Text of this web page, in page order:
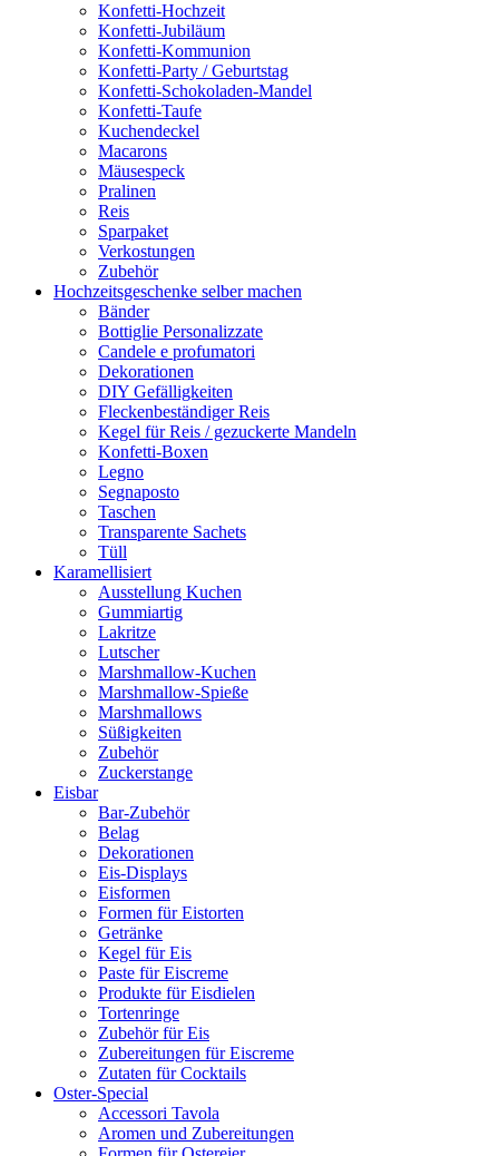
Konfetti-Hochzeit
Konfetti-Jubiläum
Konfetti-Kommunion
Konfetti-Party / Geburtstag
Konfetti-Schokoladen-Mandel
Konfetti-Taufe
Kuchendeckel
Macarons
Mäusespeck
Pralinen
Reis
Sparpaket
Verkostungen
Zubehör
Hochzeitsgeschenke selber machen
Bänder
Bottiglie Personalizzate
Candele e profumatori
Dekorationen
DIY Gefälligkeiten
Fleckenbeständiger Reis
Kegel für Reis / gezuckerte Mandeln
Konfetti-Boxen
Legno
Segnaposto
Taschen
Transparente Sachets
Tüll
Karamellisiert
Ausstellung Kuchen
Gummiartig
Lakritze
Lutscher
Marshmallow-Kuchen
Marshmallow-Spieße
Marshmallows
Süßigkeiten
Zubehör
Zuckerstange
Eisbar
Bar-Zubehör
Belag
Dekorationen
Eis-Displays
Eisformen
Formen für Eistorten
Getränke
Kegel für Eis
Paste für Eiscreme
Produkte für Eisdielen
Tortenringe
Zubehör für Eis
Zubereitungen für Eiscreme
Zutaten für Cocktails
Oster-Special
Accessori Tavola
Aromen und Zubereitungen